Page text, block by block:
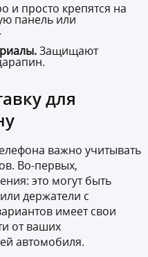
и просто крепятся на
панель или
Защищают
для
важно учитывать
Во-первых,
это могут быть
держатели с
имеет свои
от ваших
автомобиля.